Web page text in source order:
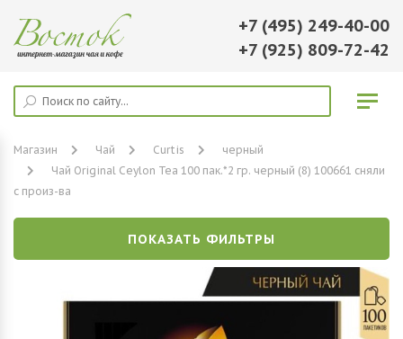
+7 (495) 249-40-00
+7 (925) 809-72-42
Магазин Чай Curtis
черный
Чай Original Ceylon Tea 100 пак.*2 гр. черный (8) 100661 сняли
с произ-ва
ПОКАЗАТЬ ФИЛЬТРЫ